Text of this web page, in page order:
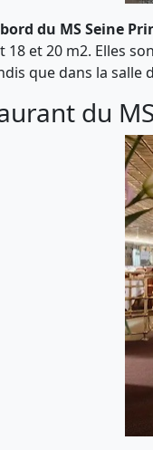
du MS Seine
et 20 m2. Elles
que dans la
du